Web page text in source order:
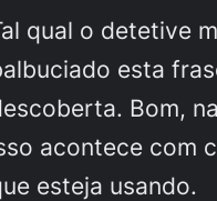
qual o detetive
esta
Bom,
acontece com
esteja usando.